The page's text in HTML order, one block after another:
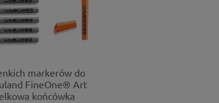
markerów do
FineOne® Art
końcówka